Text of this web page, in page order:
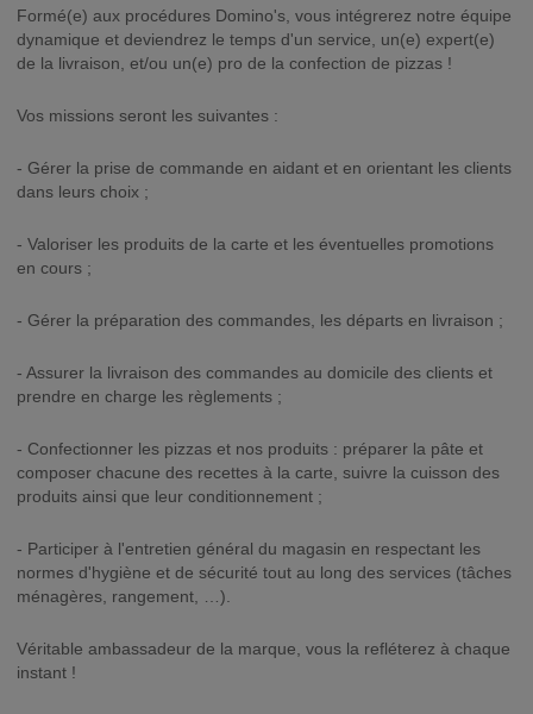
Formé(e) aux procédures Domino's, vous intégrerez notre équipe
dynamique et deviendrez le temps d'un service, un(e) expert(e)
de la livraison, et/ou un(e) pro de la confection de pizzas !
Vos missions seront les suivantes :
- Gérer la prise de commande en aidant et en orientant les clients
dans leurs choix ;
- Valoriser les produits de la carte et les éventuelles promotions
en cours ;
- Gérer la préparation des commandes, les départs en livraison ;
- Assurer la livraison des commandes au domicile des clients et
prendre en charge les règlements ;
- Confectionner les pizzas et nos produits : préparer la pâte et
composer chacune des recettes à la carte, suivre la cuisson des
produits ainsi que leur conditionnement ;
- Participer à l'entretien général du magasin en respectant les
normes d'hygiène et de sécurité tout au long des services (tâches
ménagères, rangement, …).
Véritable ambassadeur de la marque, vous la refléterez à chaque
instant !